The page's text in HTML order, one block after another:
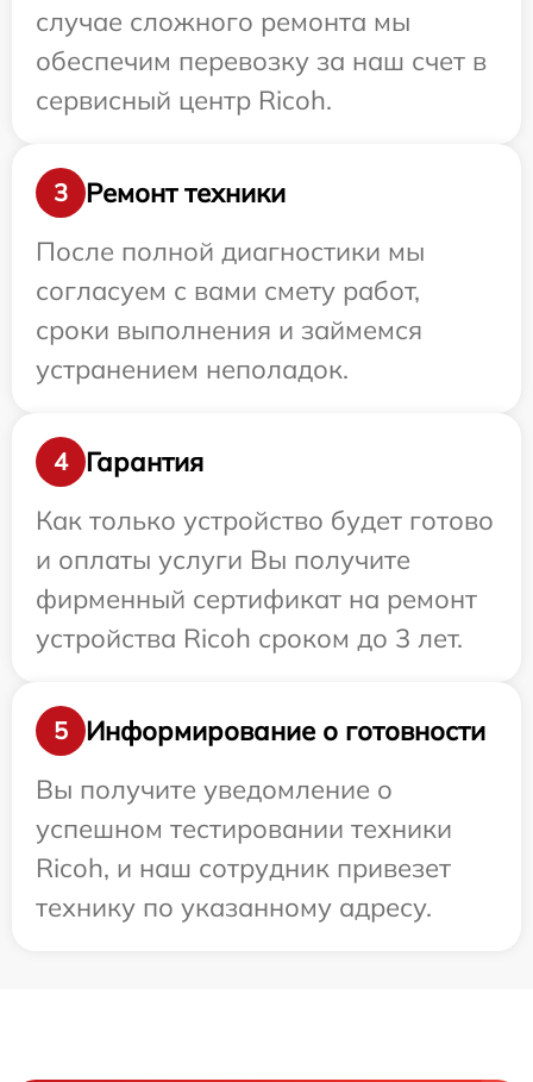
случае сложного ремонта мы
обеспечим перевозку за наш счет в
сервисный центр Ricoh.
3
Ремонт техники
После полной диагностики мы
согласуем с вами смету работ,
сроки выполнения и займемся
устранением неполадок.
4
Гарантия
Как только устройство будет готово
и оплаты услуги Вы получите
фирменный сертификат на ремонт
устройства Ricoh сроком до 3 лет.
5
Информирование о готовности
Вы получите уведомление о
успешном тестировании техники
Ricoh, и наш сотрудник привезет
технику по указанному адресу.